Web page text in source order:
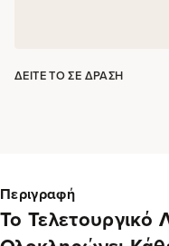
ΔΕΊΤΕ ΤΟ ΣΕ ΔΡΆΣΗ
Περιγραφή
Το